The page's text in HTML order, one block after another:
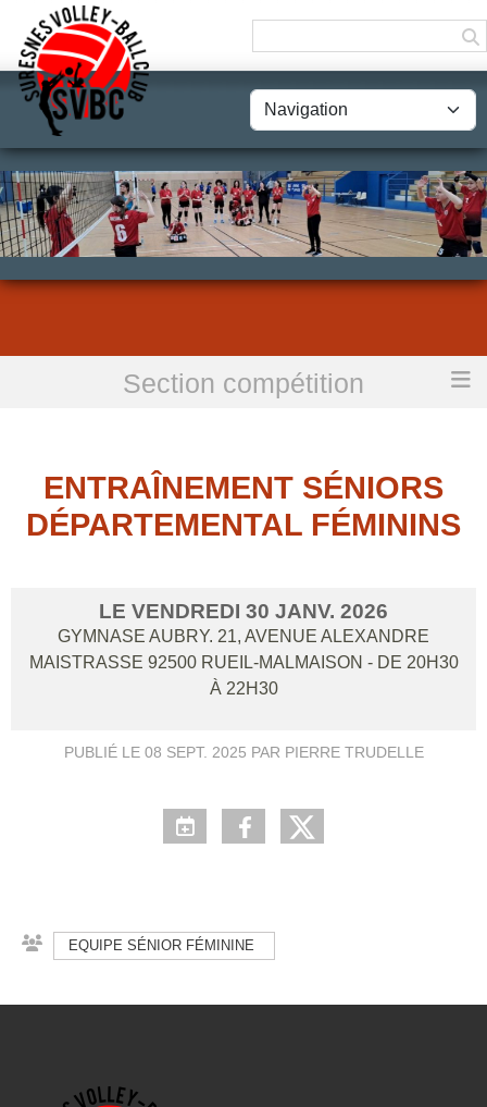
Section compétition
Entraînement Séniors Départemental Féminins
ENTRAÎNEMENT SÉNIORS
DÉPARTEMENTAL FÉMININS
LE VENDREDI 30 JANV. 2026
GYMNASE AUBRY. 21, AVENUE ALEXANDRE
MAISTRASSE 92500 RUEIL-MALMAISON - DE 20H30
À 22H30
PUBLIÉ LE 08 SEPT. 2025 PAR PIERRE TRUDELLE
EQUIPE SÉNIOR FÉMININE
Panneau de gestion des cookies